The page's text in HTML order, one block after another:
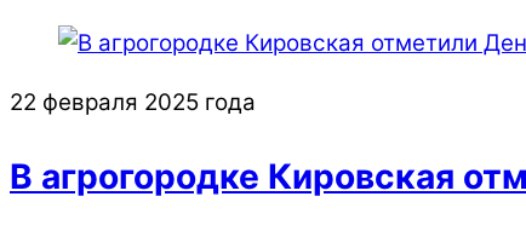
22 февраля 2025 года
В агрогородке Кировская